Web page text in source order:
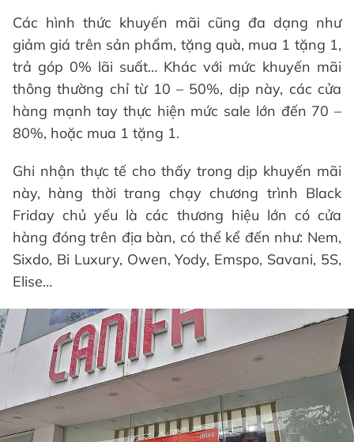
Các hình thức khuyến mãi cũng đa dạng như
giảm giá trên sản phẩm, tặng quà, mua 1 tặng 1,
trả góp 0% lãi suất… Khác với mức khuyến mãi
thông thường chỉ từ 10 – 50%, dịp này, các cửa
hàng mạnh tay thực hiện mức sale lớn đến 70 –
80%, hoặc mua 1 tặng 1.
Ghi nhận thực tế cho thấy trong dịp khuyến mãi
này, hàng thời trang chạy chương trình Black
Friday chủ yếu là các thương hiệu lớn có cửa
hàng đóng trên địa bàn, có thể kể đến như: Nem,
Sixdo, Bi Luxury, Owen, Yody, Emspo, Savani, 5S,
Elise…